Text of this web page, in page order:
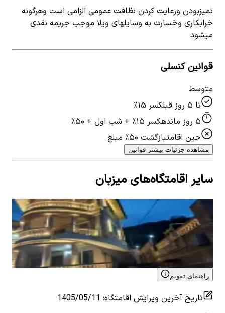
تمیزبودن ورعایت کردن نظافت عمومی الزامی است وهرگونه
خرابکاری وخسارت به وسایلهای ویلا موجب جریمه نقدی
میشود
قوانین کنسلی
متوسط
تا ۵ روز قبل
کسر ۱۵٪
۵ روز مانده
کسر ۱۵٪ + شب اول + ۵۰٪
حین اقامتبازگشت ۵۰٪ مبلغ
مشاهده جزئیات بیشتر قوانین
سایر اقامتگاه‌های میزبان
اجاره ویلا در گردنه حیران - همکف
1 اتاق خواب2 نفر
۳٬۰۰۰٬۰۰۰تومان
View details for اجاره ویلا در گردنه حیران - همکف
راهنمای تقویم
تاریخ آخرین ویرایش اقامتگاه:
1405/05/11